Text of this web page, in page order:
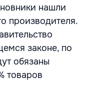
нашли
производителя.
законе, по
обязаны
товаров